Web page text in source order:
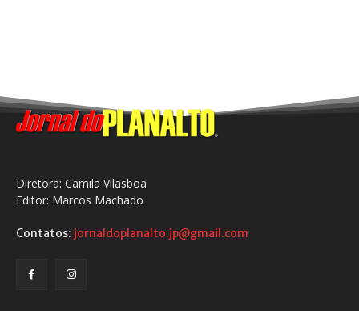
Diretora: Camila Vilasboa
Editor: Marcos Machado
Contatos: jornaldoplanalto.jp@gmail.com